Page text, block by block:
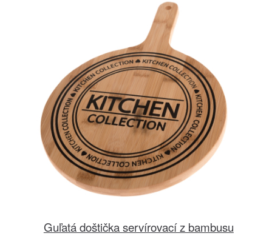
Guľatá doštička servírovací z bambusu